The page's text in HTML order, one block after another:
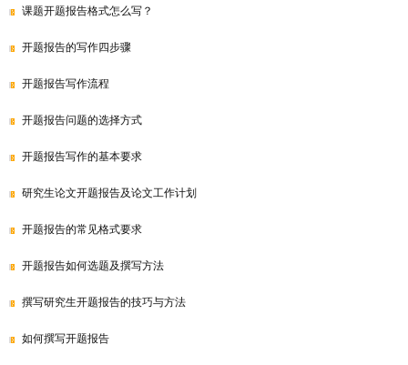
课题开题报告格式怎么写？
开题报告的写作四步骤
开题报告写作流程
开题报告问题的选择方式
开题报告写作的基本要求
研究生论文开题报告及论文工作计划
开题报告的常见格式要求
开题报告如何选题及撰写方法
撰写研究生开题报告的技巧与方法
如何撰写开题报告